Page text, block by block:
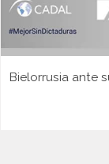
Bielorrusia ante